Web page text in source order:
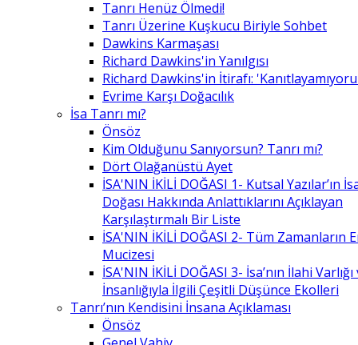
Tanrı Henüz Ölmedi!
Tanrı Üzerine Kuşkucu Biriyle Sohbet
Dawkins Karmaşası
Richard Dawkins'in Yanılgısı
Richard Dawkins'in İtirafı:
Evrime Karşı Doğacılık
İsa Tanrı mı?
Önsöz
Kim Olduğunu Sanıyorsun? Tanrı mı?
Dört Olağanüstü Ayet
İSA'NIN İKİLİ DOĞASI 1- Kutsal Yazılar’ın
Doğası Hakkında Anlattıklarını Açıklayan
Karşılaştırmalı Bir Liste
İSA'NIN İKİLİ DOĞASI 2- Tüm Zamanların
Mucizesi
İSA'NIN İKİLİ DOĞASI 3- İsa’nın İlahi Varlığı
İnsanlığıyla İlgili Çeşitli Düşünce Ekolleri
Tanrı’nın Kendisini İnsana Açıklaması
Önsöz